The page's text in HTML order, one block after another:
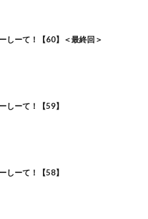
しーて！【60】＜最終回＞
しーて！【59】
しーて！【58】